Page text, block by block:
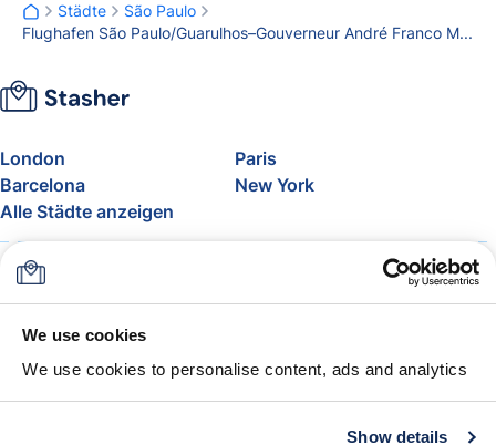
We use cookies
We use cookies to personalise content, ads and analytics
Show details
Städte
São Paulo
Flughafen São Paulo/Guarulhos–Gouverneur André Franco Montoro
London
Paris
Barcelona
New York
Alle Städte anzeigen
Über uns
FAQ
Support
Blog
Freigepäck bei Airlines
Die Stasher-Garantie
AGB